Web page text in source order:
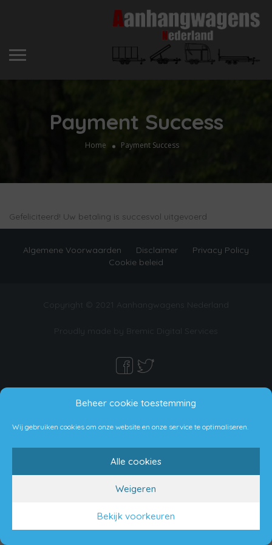
Beheer cookie toestemming
Wij gebruiken cookies om onze website en onze service te optimaliseren.
Alle cookies
Weigeren
Bekijk voorkeuren
Payment Success
Home Payment Success
Gefeliciteerd! Uw betaling is succesvol uitgevoerd
Algemene Voorwaarden Disclaimer
Privacy Policy
Cookie beleid
Copyright © 2021 Aanhangwagens Nederland
Proudly made by Bremic Digital Services